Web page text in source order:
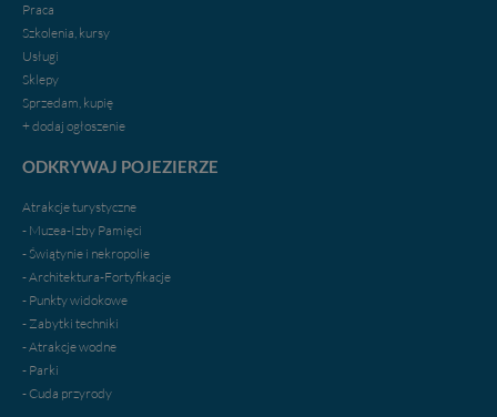
Praca
Szkolenia, kursy
Usługi
Sklepy
Sprzedam, kupię
+ dodaj ogłoszenie
ODKRYWAJ POJEZIERZE
Atrakcje turystyczne
- Muzea-Izby Pamięci
- Świątynie i nekropolie
- Architektura-Fortyfikacje
- Punkty widokowe
- Zabytki techniki
- Atrakcje wodne
- Parki
- Cuda przyrody